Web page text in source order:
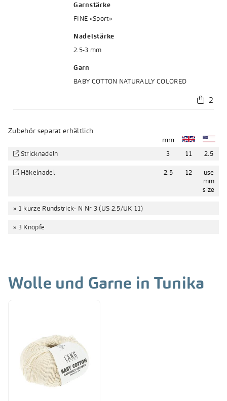
Garnstärke
FINE «Sport»
Nadelstärke
2.5-3 mm
Garn
BABY COTTON NATURALLY COLORED
 2
Zubehör separat erhältlich
mm
Stricknadeln 2.5
11
3
Häkelnadel
use
mm
size
12
2.5
» 1 kurze Rundstrick- N Nr 3 (US 2.5/UK 11)
» 3 Knöpfe
Wolle und Garne in Tunika